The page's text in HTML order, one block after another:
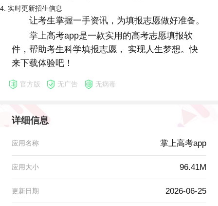
4. 实时更新招生信息
让考生掌握一手资讯，为填报志愿做好准备。
掌上高考app是一款实用的高考志愿填报软
件，帮助考生科学填报志愿， 实现人生梦想。快
来下载体验吧！
官方版 无广告 无病毒
详细信息
应用名称 掌上高考app
应用大小 96.41M
更新日期 2026-06-25